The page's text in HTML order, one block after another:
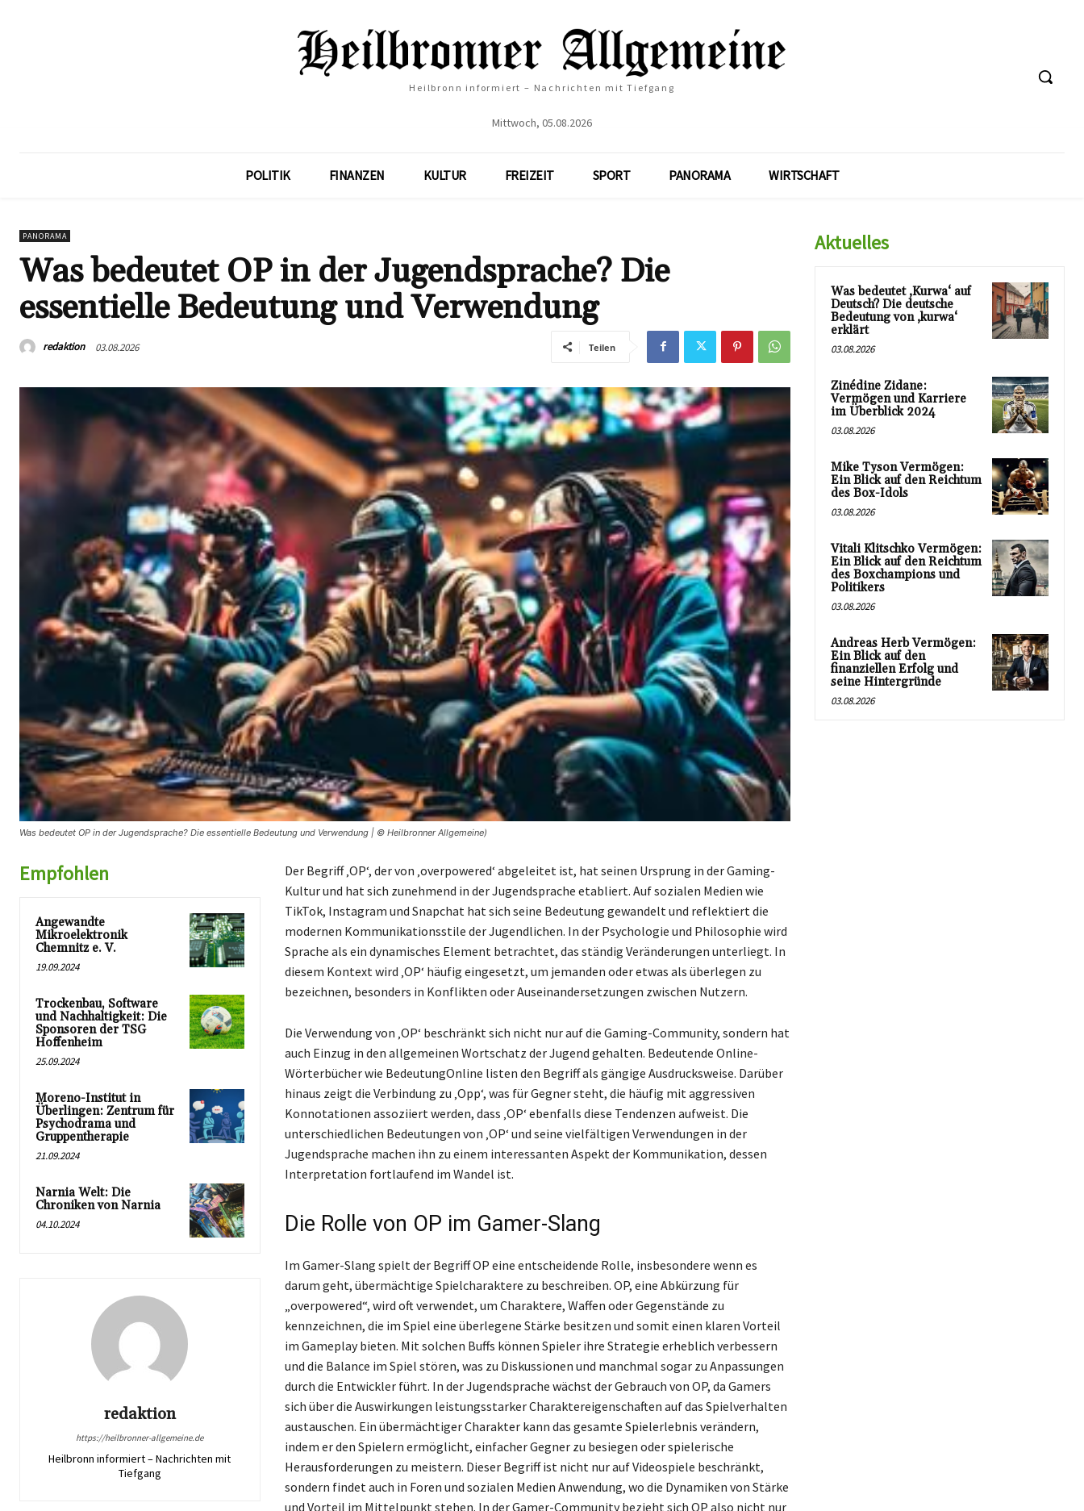
Heilbronn informiert – Nachrichten mit Tiefgang
Mittwoch, 05.08.2026
POLITIK FINANZEN KULTUR FREIZEIT SPORT PANORAMA WIRTSCHAFT
PANORAMA
Was bedeutet OP in der Jugendsprache? Die
essentielle Bedeutung und Verwendung
redaktion 03.08.2026 Teilen
Was bedeutet OP in der Jugendsprache? Die essentielle Bedeutung und Verwendung | © Heilbronner Allgemeine)
Empfohlen
Angewandte
Mikroelektronik
Chemnitz e. V.
19.09.2024
Trockenbau, Software
und Nachhaltigkeit: Die
Sponsoren der TSG
Hoffenheim
25.09.2024
Moreno-Institut in
Überlingen: Zentrum für
Psychodrama und
Gruppentherapie
21.09.2024
Narnia Welt: Die
Chroniken von Narnia
04.10.2024
redaktion
https://heilbronner-allgemeine.de
Heilbronn informiert – Nachrichten mit
Tiefgang
Der Begriff ‚OP‘, der von ‚overpowered‘ abgeleitet ist, hat seinen Ursprung in der Gaming-
Kultur und hat sich zunehmend in der Jugendsprache etabliert. Auf sozialen Medien wie
TikTok, Instagram und Snapchat hat sich seine Bedeutung gewandelt und reflektiert die
modernen Kommunikationsstile der Jugendlichen. In der Psychologie und Philosophie wird
Sprache als ein dynamisches Element betrachtet, das ständig Veränderungen unterliegt. In
diesem Kontext wird ‚OP‘ häufig eingesetzt, um jemanden oder etwas als überlegen zu
bezeichnen, besonders in Konflikten oder Auseinandersetzungen zwischen Nutzern.
Die Verwendung von ‚OP‘ beschränkt sich nicht nur auf die Gaming-Community, sondern hat
auch Einzug in den allgemeinen Wortschatz der Jugend gehalten. Bedeutende Online-
Wörterbücher wie BedeutungOnline listen den Begriff als gängige Ausdrucksweise. Darüber
hinaus zeigt die Verbindung zu ‚Opp‘, was für Gegner steht, die häufig mit aggressiven
Konnotationen assoziiert werden, dass ‚OP‘ ebenfalls diese Tendenzen aufweist. Die
unterschiedlichen Bedeutungen von ‚OP‘ und seine vielfältigen Verwendungen in der
Jugendsprache machen ihn zu einem interessanten Aspekt der Kommunikation, dessen
Interpretation fortlaufend im Wandel ist.
Die Rolle von OP im Gamer-Slang
Im Gamer-Slang spielt der Begriff OP eine entscheidende Rolle, insbesondere wenn es
darum geht, übermächtige Spielcharaktere zu beschreiben. OP, eine Abkürzung für
„overpowered“, wird oft verwendet, um Charaktere, Waffen oder Gegenstände zu
kennzeichnen, die im Spiel eine überlegene Stärke besitzen und somit einen klaren Vorteil
im Gameplay bieten. Mit solchen Buffs können Spieler ihre Strategie erheblich verbessern
und die Balance im Spiel stören, was zu Diskussionen und manchmal sogar zu Anpassungen
durch die Entwickler führt. In der Jugendsprache wächst der Gebrauch von OP, da Gamers
sich über die Auswirkungen leistungsstarker Charaktereigenschaften auf das Spielverhalten
austauschen. Ein übermächtiger Charakter kann das gesamte Spielerlebnis verändern,
indem er den Spielern ermöglicht, einfacher Gegner zu besiegen oder spielerische
Herausforderungen zu meistern. Dieser Begriff ist nicht nur auf Videospiele beschränkt,
sondern findet auch in Foren und sozialen Medien Anwendung, wo die Dynamiken von Stärke
und Vorteil im Mittelpunkt stehen. In der Gamer-Community bezieht sich OP also nicht nur
Aktuelles
Was bedeutet ‚Kurwa‘ auf
Deutsch? Die deutsche
Bedeutung von ‚kurwa‘
erklärt
03.08.2026
Zinédine Zidane:
Vermögen und Karriere
im Überblick 2024
03.08.2026
Mike Tyson Vermögen:
Ein Blick auf den Reichtum
des Box-Idols
03.08.2026
Vitali Klitschko Vermögen:
Ein Blick auf den Reichtum
des Boxchampions und
Politikers
03.08.2026
Andreas Herb Vermögen:
Ein Blick auf den
finanziellen Erfolg und
seine Hintergründe
03.08.2026